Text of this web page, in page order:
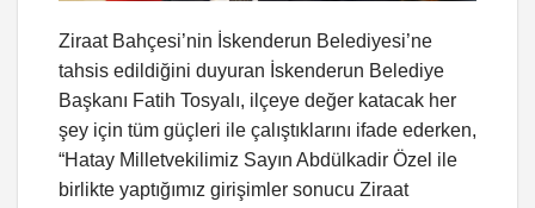
Ziraat Bahçesi’nin İskenderun Belediyesi’ne
tahsis edildiğini duyuran İskenderun Belediye
Başkanı Fatih Tosyalı, ilçeye değer katacak her
şey için tüm güçleri ile çalıştıklarını ifade ederken,
“Hatay Milletvekilimiz Sayın Abdülkadir Özel ile
birlikte yaptığımız girişimler sonucu Ziraat